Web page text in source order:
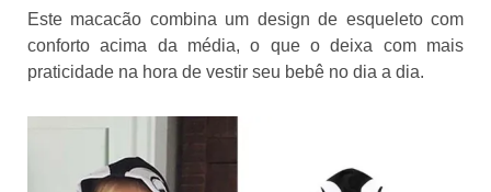
Este macacão combina um design de esqueleto com
conforto acima da média, o que o deixa com mais
praticidade na hora de vestir seu bebê no dia a dia.